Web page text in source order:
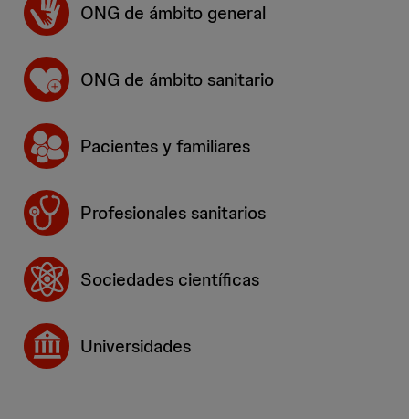
ONG de ámbito general
ONG de ámbito sanitario
Pacientes y familiares
Profesionales sanitarios
Sociedades científicas
Universidades